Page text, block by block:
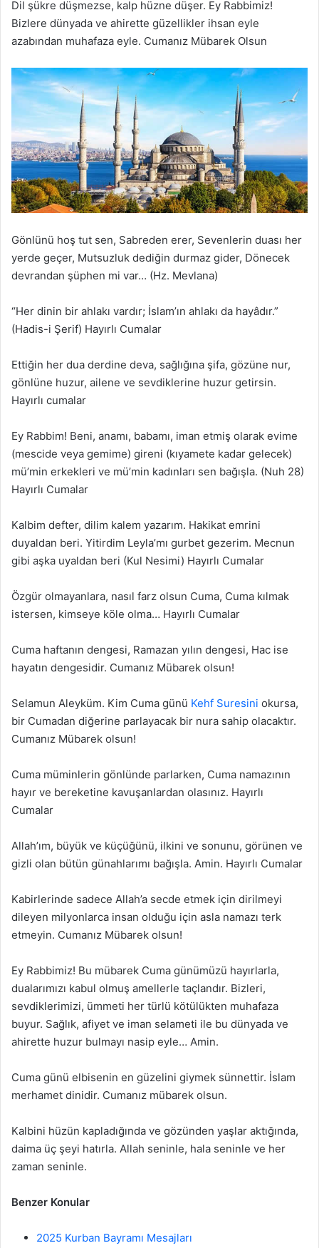
Dil şükre düşmezse, kalp hüzne düşer. Ey Rabbimiz!
Bizlere dünyada ve ahirette güzellikler ihsan eyle
azabından muhafaza eyle. Cumanız Mübarek Olsun
Gönlünü hoş tut sen, Sabreden erer, Sevenlerin duası her
yerde geçer, Mutsuzluk dediğin durmaz gider, Dönecek
devrandan şüphen mi var… (Hz. Mevlana)
“Her dinin bir ahlakı vardır; İslam’ın ahlakı da hayâdır.”
(Hadis-i Şerif) Hayırlı Cumalar
Ettiğin her dua derdine deva, sağlığına şifa, gözüne nur,
gönlüne huzur, ailene ve sevdiklerine huzur getirsin.
Hayırlı cumalar
Ey Rabbim! Beni, anamı, babamı, iman etmiş olarak evime
(mescide veya gemime) gireni (kıyamete kadar gelecek)
mü’min erkekleri ve mü’min kadınları sen bağışla. (Nuh 28)
Hayırlı Cumalar
Kalbim defter, dilim kalem yazarım. Hakikat emrini
duyaldan beri. Yitirdim Leyla’mı gurbet gezerim. Mecnun
gibi aşka uyaldan beri (Kul Nesimi) Hayırlı Cumalar
Özgür olmayanlara, nasıl farz olsun Cuma, Cuma kılmak
istersen, kimseye köle olma… Hayırlı Cumalar
Cuma haftanın dengesi, Ramazan yılın dengesi, Hac ise
hayatın dengesidir. Cumanız Mübarek olsun!
Selamun Aleyküm. Kim Cuma günü Kehf Suresini okursa,
bir Cumadan diğerine parlayacak bir nura sahip olacaktır.
Cumanız Mübarek olsun!
Cuma müminlerin gönlünde parlarken, Cuma namazının
hayır ve bereketine kavuşanlardan olasınız. Hayırlı
Cumalar
Allah’ım, büyük ve küçüğünü, ilkini ve sonunu, görünen ve
gizli olan bütün günahlarımı bağışla. Amin. Hayırlı Cumalar
Kabirlerinde sadece Allah’a secde etmek için dirilmeyi
dileyen milyonlarca insan olduğu için asla namazı terk
etmeyin. Cumanız Mübarek olsun!
Ey Rabbimiz! Bu mübarek Cuma günümüzü hayırlarla,
dualarımızı kabul olmuş amellerle taçlandır. Bizleri,
sevdiklerimizi, ümmeti her türlü kötülükten muhafaza
buyur. Sağlık, afiyet ve iman selameti ile bu dünyada ve
ahirette huzur bulmayı nasip eyle… Amin.
Cuma günü elbisenin en güzelini giymek sünnettir. İslam
merhamet dinidir. Cumanız mübarek olsun.
Kalbini hüzün kapladığında ve gözünden yaşlar aktığında,
daima üç şeyi hatırla. Allah seninle, hala seninle ve her
zaman seninle.
Benzer Konular
2025 Kurban Bayramı Mesajları